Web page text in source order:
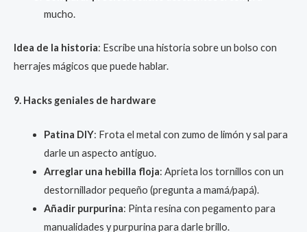
mucho.
Idea de la historia: Escribe una historia sobre un bolso con
herrajes mágicos que puede hablar.
9. Hacks geniales de hardware
Patina DIY: Frota el metal con zumo de limón y sal para
darle un aspecto antiguo.
Arreglar una hebilla floja: Aprieta los tornillos con un
destornillador pequeño (pregunta a mamá/papá).
Añadir purpurina: Pinta resina con pegamento para
manualidades y purpurina para darle brillo.